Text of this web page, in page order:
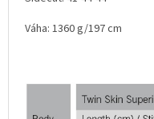
Váha: 1360 g/197 cm